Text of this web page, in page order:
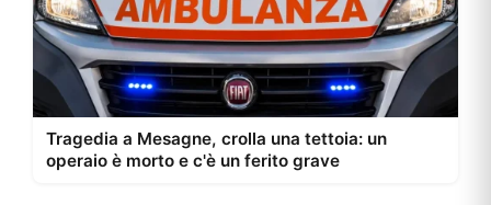
Tragedia a Mesagne, crolla una tettoia: un
operaio è morto e c'è un ferito grave